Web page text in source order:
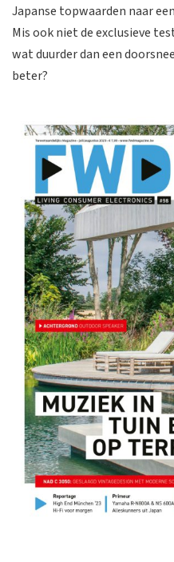
Japanse topwaarden naar
Mis ook niet de exclusieve
wat duurder dan een
beter?